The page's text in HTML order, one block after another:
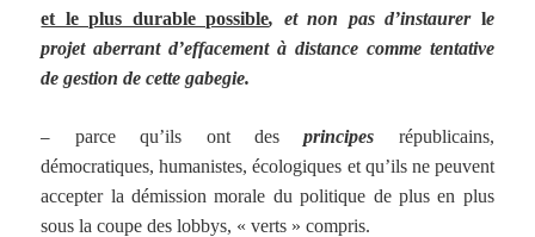
et le plus durable possible, et non pas d’instaurer le
projet aberrant d’effacement à distance comme tentative
de gestion de cette gabegie.
– parce qu’ils ont desprincipes républicains,
démocratiques, humanistes, écologiques et qu’ils ne peuvent
accepter la démission morale du politique de plus en plus
sous la coupe des lobbys, « verts » compris.